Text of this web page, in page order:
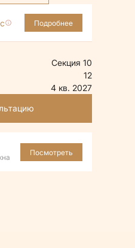
Подробнее
Секция 10
12
4 кв. 2027
Посмотреть